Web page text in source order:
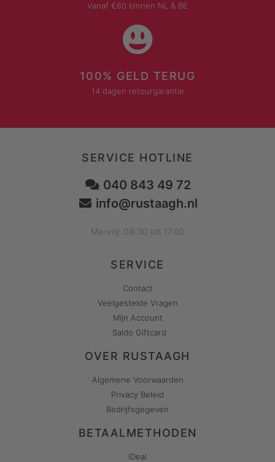
Vanaf €60 binnen NL & BE
100% GELD TERUG
14 dagen retourgarantie
SERVICE HOTLINE
040 843 49 72
info@rustaagh.nl
Ma-vrij: 08:30 tot 17.00
SERVICE
Contact
Veelgestelde Vragen
Mijn Account
Saldo Giftcard
OVER RUSTAAGH
Algemene Voorwaarden
Privacy Beleid
Bedrijfsgegeven
BETAALMETHODEN
iDeal